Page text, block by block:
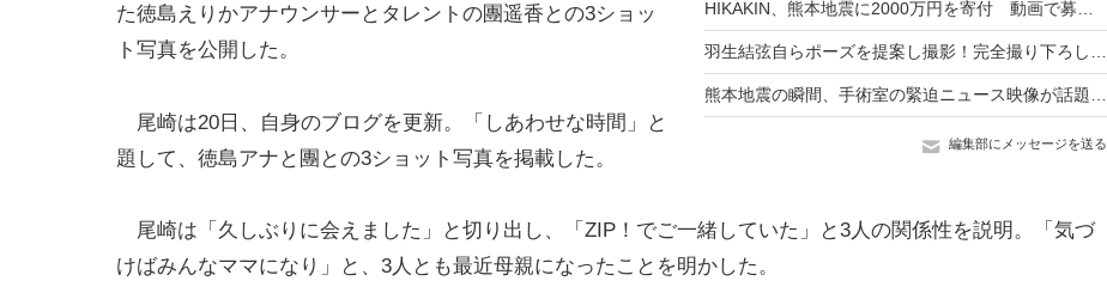
編集部にメッセージを送る
た徳島えりかアナウンサーとタレントの團遥香との3ショッ
ト写真を公開した。
尾崎は20日、自身のブログを更新。「しあわせな時間」と
題して、徳島アナと團との3ショット写真を掲載した。
尾崎は「久しぶりに会えました」と切り出し、「ZIP！でご一緒していた」と3人の関係性を説明。「気づ
けばみんなママになり」と、3人とも最近母親になったことを明かした。